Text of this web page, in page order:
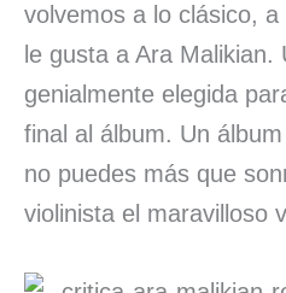
volvemos a lo clásico, a
le gusta a Ara Malikian.
genialmente elegida
final al álbum. Un
no puedes más que
violinista el maravilloso